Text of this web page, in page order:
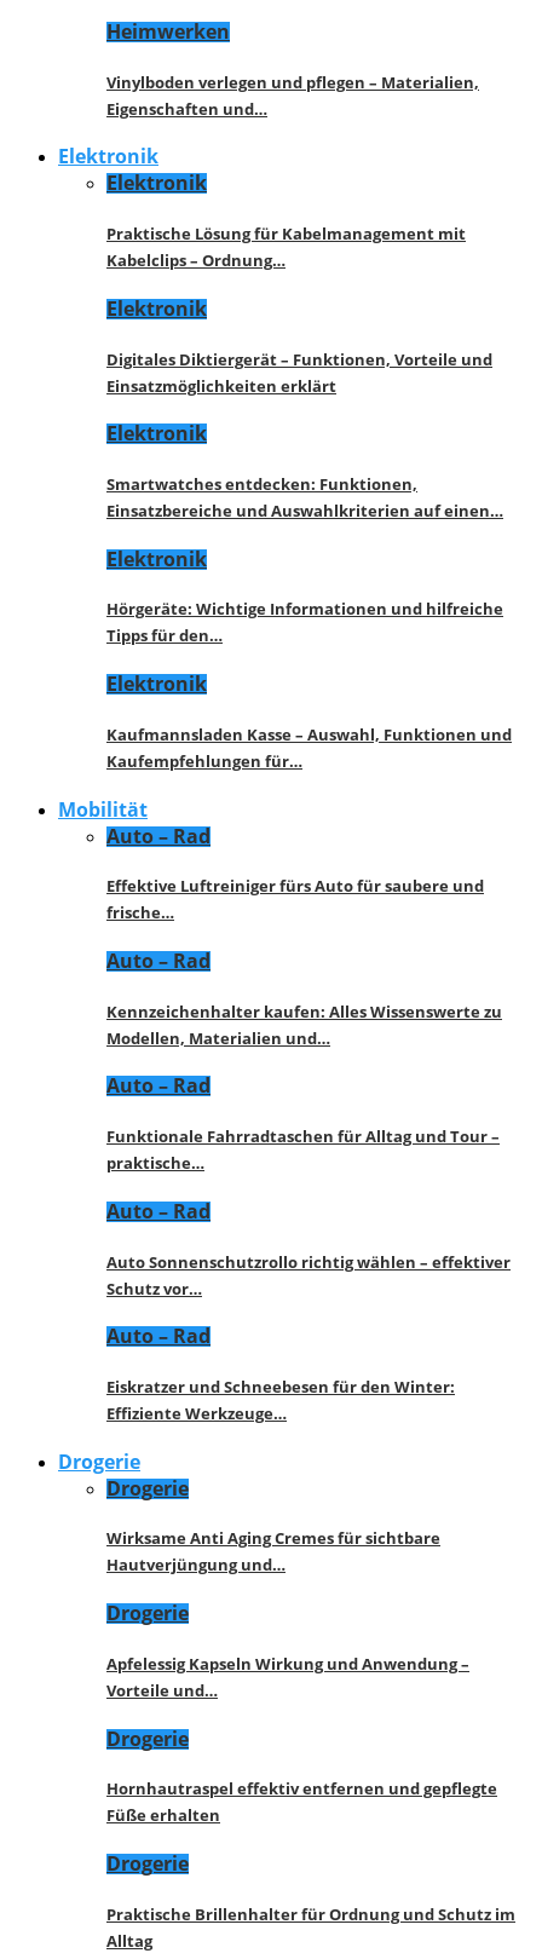
Heimwerken
Vinylboden verlegen und pflegen – Materialien,
Eigenschaften und…
Elektronik
Elektronik
Praktische Lösung für Kabelmanagement mit
Kabelclips – Ordnung…
Elektronik
Digitales Diktiergerät – Funktionen, Vorteile und
Einsatzmöglichkeiten erklärt
Elektronik
Smartwatches entdecken: Funktionen,
Einsatzbereiche und Auswahlkriterien auf einen…
Elektronik
Hörgeräte: Wichtige Informationen und hilfreiche
Tipps für den…
Elektronik
Kaufmannsladen Kasse – Auswahl, Funktionen und
Kaufempfehlungen für…
Mobilität
Auto – Rad
Effektive Luftreiniger fürs Auto für saubere und
frische…
Auto – Rad
Kennzeichenhalter kaufen: Alles Wissenswerte zu
Modellen, Materialien und…
Auto – Rad
Funktionale Fahrradtaschen für Alltag und Tour –
praktische…
Auto – Rad
Auto Sonnenschutzrollo richtig wählen – effektiver
Schutz vor…
Auto – Rad
Eiskratzer und Schneebesen für den Winter:
Effiziente Werkzeuge…
Drogerie
Drogerie
Wirksame Anti Aging Cremes für sichtbare
Hautverjüngung und…
Drogerie
Apfelessig Kapseln Wirkung und Anwendung –
Vorteile und…
Drogerie
Hornhautraspel effektiv entfernen und gepflegte
Füße erhalten
Drogerie
Praktische Brillenhalter für Ordnung und Schutz im
Alltag